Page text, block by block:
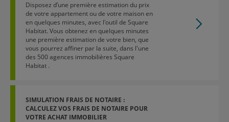
Disposez d’une première estimation du prix
de votre appartement ou de votre maison en
en quelques minutes, avec l'outil de Square
Habitat. Vous obtenez en quelques minutes
une première estimation de votre bien, que
vous pourrez affiner par la suite, dans l'une
des 500 agences immobilières Square
Habitat .
SIMULATION FRAIS DE NOTAIRE :
CALCULEZ VOS FRAIS DE NOTAIRE POUR
VOTRE ACHAT IMMOBILIER